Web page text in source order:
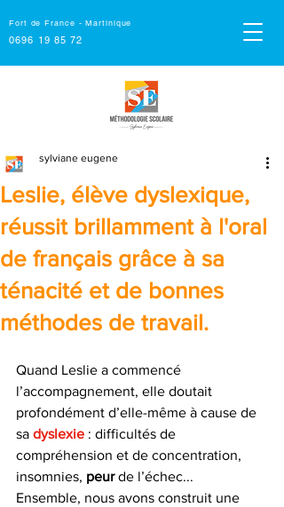
Fort de France - Martinique
0696 19 85 72
Leslie, élève dyslexique,
réussit brillamment à l'oral
de français grâce à sa
ténacité et de bonnes
méthodes de travail.
sylviane eugene
Quand Leslie a commencé
l’accompagnement, elle doutait
profondément d’elle-même à cause de
sa dyslexie : difficultés de
compréhension et de concentration,
insomnies, peur de l’échec...
Ensemble, nous avons construit une